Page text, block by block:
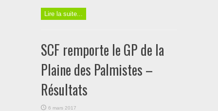
Lire la suite...
SCF remporte le GP de la
Plaine des Palmistes –
Résultats
6 mars 2017